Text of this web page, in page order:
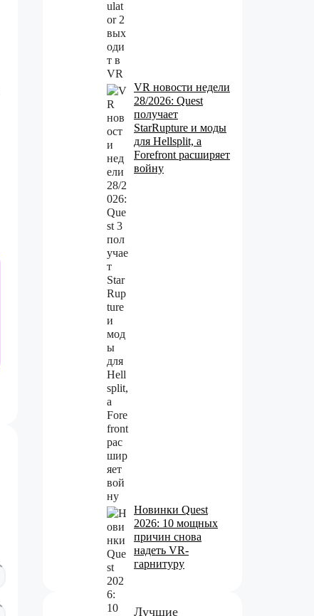
VR новости недели
28/2026: Quest
получает
StarRupture и моды
для Hellsplit, а
Forefront расширяет
войну
Новинки Quest
2026: 10 мощных
причин снова
надеть VR-
гарнитуру
Лучшие